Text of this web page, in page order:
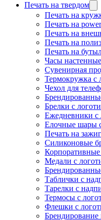
Печать на твердом
Печать на
Печать на
Печать на
Печать на
Печать на
Часы
Сувенирная
Термокружка с
Чехол для
Брелки с
Ежедневники с
Елочные шары
Печать на
Силиконовые
Медали с
Таблички с
Тарелки с
Термосы с
Флешки с
Брендирование